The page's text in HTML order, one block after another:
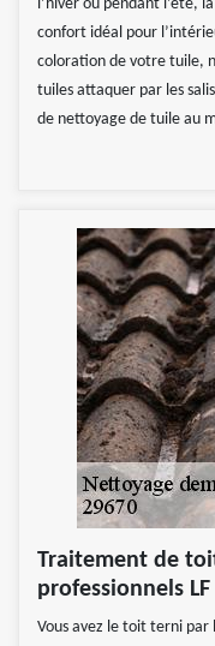
l’hiver ou pendant l’été,
confort idéal pour
coloration de votre tuile,
tuiles attaquer par les
de nettoyage de tuile au
Traitement de
professionnels
Vous avez le toit terni par